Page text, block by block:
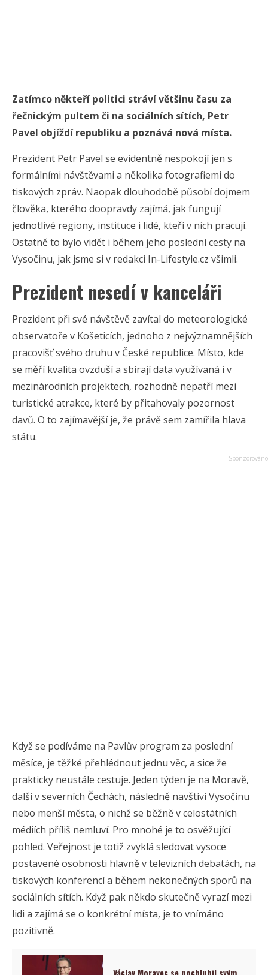
Zatímco někteří politici stráví většinu času za
řečnickým pultem či na sociálních sítích, Petr
Pavel objíždí republiku a poznává nová místa.
Prezident Petr Pavel se evidentně nespokojí jen s
formálními návštěvami a několika fotografiemi do
tiskových zpráv. Naopak dlouhodobě působí dojmem
člověka, kterého doopravdy zajímá, jak fungují
jednotlivé regiony, instituce i lidé, kteří v nich pracují.
Ostatně to bylo vidět i během jeho poslední cesty na
Vysočinu, jak jsme si v redakci In-Lifestyle.cz všimli.
Prezident nesedí v kanceláři
Prezident při své návštěvě zavítal do meteorologické
observatoře v Košeticích, jednoho z nejvýznamnějších
pracovišť svého druhu v České republice. Místo, kde
se měří kvalita ovzduší a sbírají data využívaná i v
mezinárodních projektech, rozhodně nepatří mezi
turistické atrakce, které by přitahovaly pozornost
davů. O to zajímavější je, že právě sem zamířila hlava
státu.
Když se podíváme na Pavlův program za poslední
měsíce, je těžké přehlédnout jednu věc, a sice že
prakticky neustále cestuje. Jeden týden je na Moravě,
další v severních Čechách, následně navštíví Vysočinu
nebo menší města, o nichž se běžně v celostátních
médiích příliš nemluví. Pro mnohé je to osvěžující
pohled. Veřejnost je totiž zvyklá sledovat vysoce
postavené osobnosti hlavně v televizních debatách, na
tiskových konferencí a během nekonečných sporů na
sociálních sítích. Když pak někdo skutečně vyrazí mezi
lidi a zajímá se o konkrétní místa, je to vnímáno
pozitivně.
Václav Moravec se pochlubil svým